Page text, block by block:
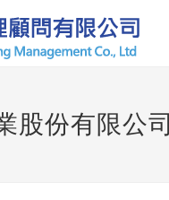
股份有限公司